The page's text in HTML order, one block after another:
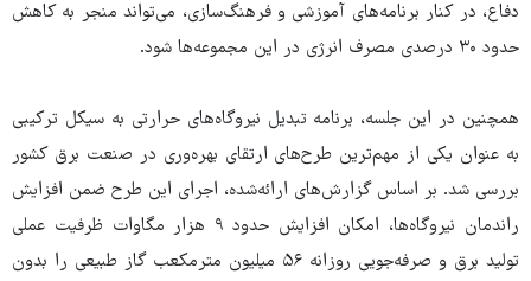
دفاع، در کنار برنامه‌های آموزشی و فرهنگ‌سازی، می‌تواند منجر به کاهش
حدود ۳۰ درصدی مصرف انرژی در این مجموعه‌ها شود.
همچنین در این جلسه، برنامه تبدیل نیروگاه‌های حرارتی به سیکل ترکیبی
به عنوان یکی از مهم‌ترین طرح‌های ارتقای بهره‌وری در صنعت برق کشور
بررسی شد. بر اساس گزارش‌های ارائه‌شده، اجرای این طرح ضمن افزایش
راندمان نیروگاه‌ها، امکان افزایش حدود ۹ هزار مگاوات ظرفیت عملی
تولید برق و صرفه‌جویی روزانه ۵۶ میلیون مترمکعب گاز طبیعی را بدون